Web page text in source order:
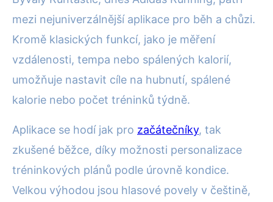
mezi nejuniverzálnější aplikace pro běh a chůzi.
Kromě klasických funkcí, jako je měření
vzdálenosti, tempa nebo spálených kalorií,
umožňuje nastavit cíle na hubnutí, spálené
kalorie nebo počet tréninků týdně.
Aplikace se hodí jak pro začátečníky, tak
zkušené běžce, díky možnosti personalizace
tréninkových plánů podle úrovně kondice.
Velkou výhodou jsou hlasové povely v češtině,